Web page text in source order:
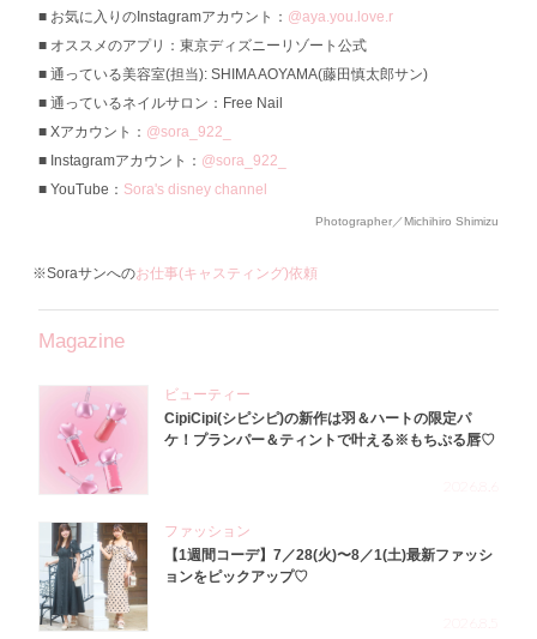
お気に入りのInstagramアカウント： @aya.you.love.r
オススメのアプリ：東京ディズニーリゾート公式
通っている美容室(担当): SHIMA AOYAMA(藤田慎太郎サン)
通っているネイルサロン：Free Nail
Xアカウント： @sora_922_
Instagramアカウント： @sora_922_
YouTube： Sora's disney channel
Photographer／Michihiro Shimizu
※Soraサンへのお仕事(キャスティング)依頼
Magazine
ビューティー
CipiCipi(シピシピ)の新作は羽＆ハートの限定パ
ケ！プランパー＆ティントで叶える※もちぷる唇♡
ファッション
【1週間コーデ】7／28(火)〜8／1(土)最新ファッシ
ョンをピックアップ♡